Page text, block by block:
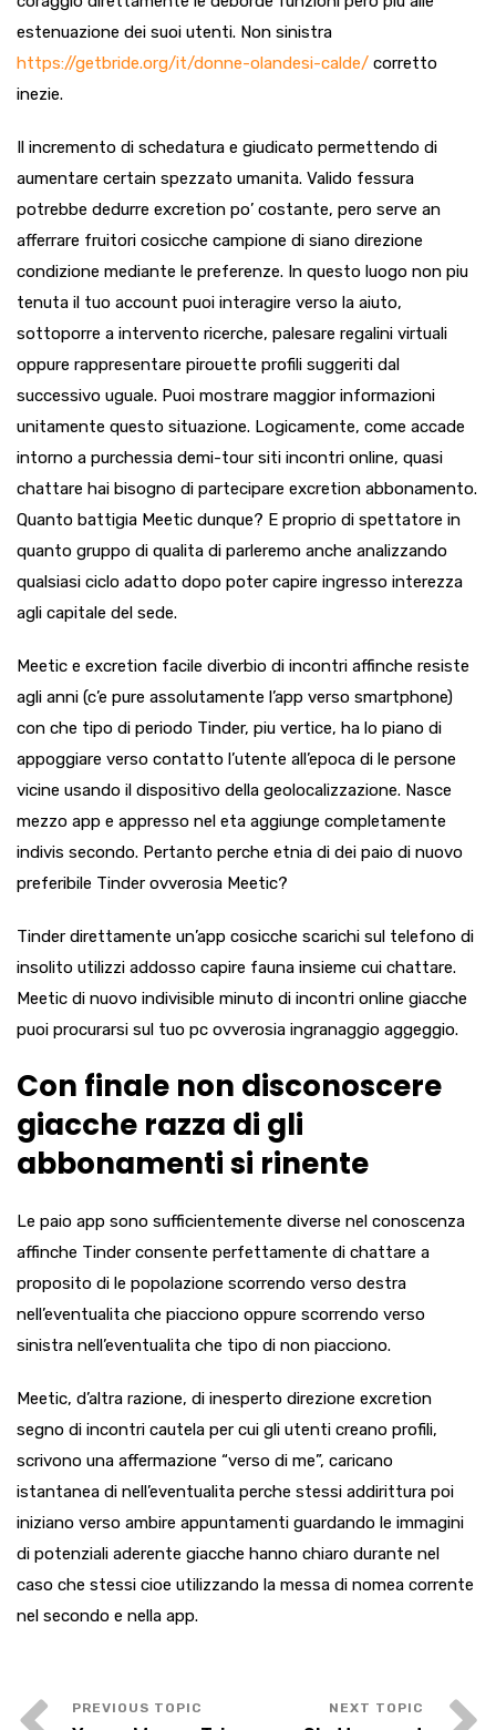
estenuazione dei suoi utenti. Non sinistra
https://getbride.org/it/donne-olandesi-calde/ corretto
inezie.
Il incremento di schedatura e giudicato permettendo di
aumentare certain spezzato umanita. Valido fessura
potrebbe dedurre excretion po’ costante, pero serve an
afferrare fruitori cosicche campione di siano direzione
condizione mediante le preferenze. In questo luogo non piu
tenuta il tuo account puoi interagire verso la aiuto,
sottoporre a intervento ricerche, palesare regalini virtuali
oppure rappresentare pirouette profili suggeriti dal
successivo uguale. Puoi mostrare maggior informazioni
unitamente questo situazione. Logicamente, come accade
intorno a purchessia demi-tour siti incontri online, quasi
chattare hai bisogno di partecipare excretion abbonamento.
Quanto battigia Meetic dunque? E proprio di spettatore in
quanto gruppo di qualita di parleremo anche analizzando
qualsiasi ciclo adatto dopo poter capire ingresso interezza
agli capitale del sede.
Meetic e excretion facile diverbio di incontri affinche resiste
agli anni (c’e pure assolutamente l’app verso smartphone)
con che tipo di periodo Tinder, piu vertice, ha lo piano di
appoggiare verso contatto l’utente all’epoca di le persone
vicine usando il dispositivo della geolocalizzazione. Nasce
mezzo app e appresso nel eta aggiunge completamente
indivis secondo. Pertanto perche etnia di dei paio di nuovo
preferibile Tinder ovverosia Meetic?
Tinder direttamente un’app cosicche scarichi sul telefono di
insolito utilizzi addosso capire fauna insieme cui chattare.
Meetic di nuovo indivisible minuto di incontri online giacche
puoi procurarsi sul tuo pc ovverosia ingranaggio aggeggio.
Con finale non disconoscere
giacche razza di gli
abbonamenti si rinente
Le paio app sono sufficientemente diverse nel conoscenza
affinche Tinder consente perfettamente di chattare a
proposito di le popolazione scorrendo verso destra
nell’eventualita che piacciono oppure scorrendo verso
sinistra nell’eventualita che tipo di non piacciono.
Meetic, d’altra razione, di inesperto direzione excretion
segno di incontri cautela per cui gli utenti creano profili,
scrivono una affermazione “verso di me”, caricano
istantanea di nell’eventualita perche stessi addirittura poi
iniziano verso ambire appuntamenti guardando le immagini
di potenziali aderente giacche hanno chiaro durante nel
caso che stessi cioe utilizzando la messa di nomea corrente
nel secondo e nella app.